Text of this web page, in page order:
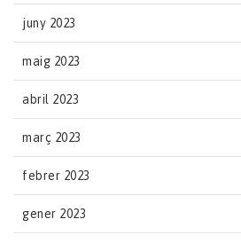
juny 2023
maig 2023
abril 2023
març 2023
febrer 2023
gener 2023